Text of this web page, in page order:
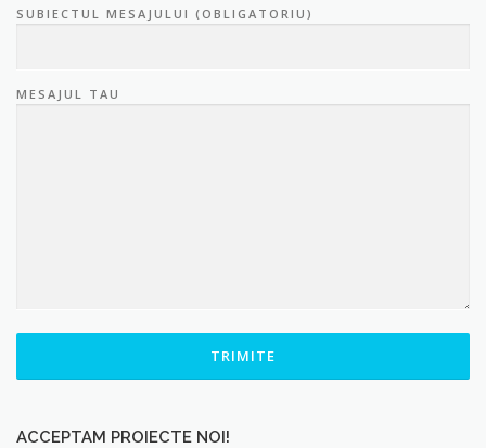
SUBIECTUL MESAJULUI (OBLIGATORIU)
MESAJUL TAU
ACCEPTAM PROIECTE NOI!